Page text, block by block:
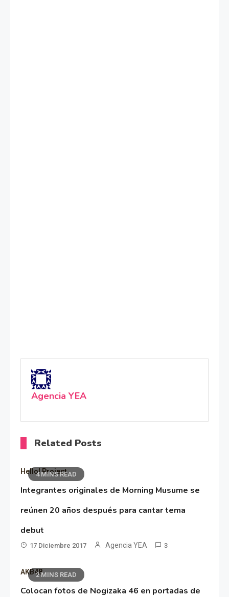
Agencia YEA
Related Posts
4 MINS READ
Hello! Project
Integrantes originales de Morning Musume se
reúnen 20 años después para cantar tema
debut
17 Diciembre 2017 Agencia YEA 3
2 MINS READ
AKB48
Colocan fotos de Nogizaka 46 en portadas de